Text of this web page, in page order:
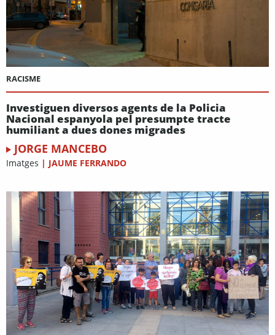
RACISME
Investiguen diversos agents de la Policia
Nacional espanyola pel presumpte tracte
humiliant a dues dones migrades
JORGE MANCEBO
Imatges | JAUME FERRANDO